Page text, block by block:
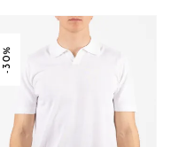
-30%